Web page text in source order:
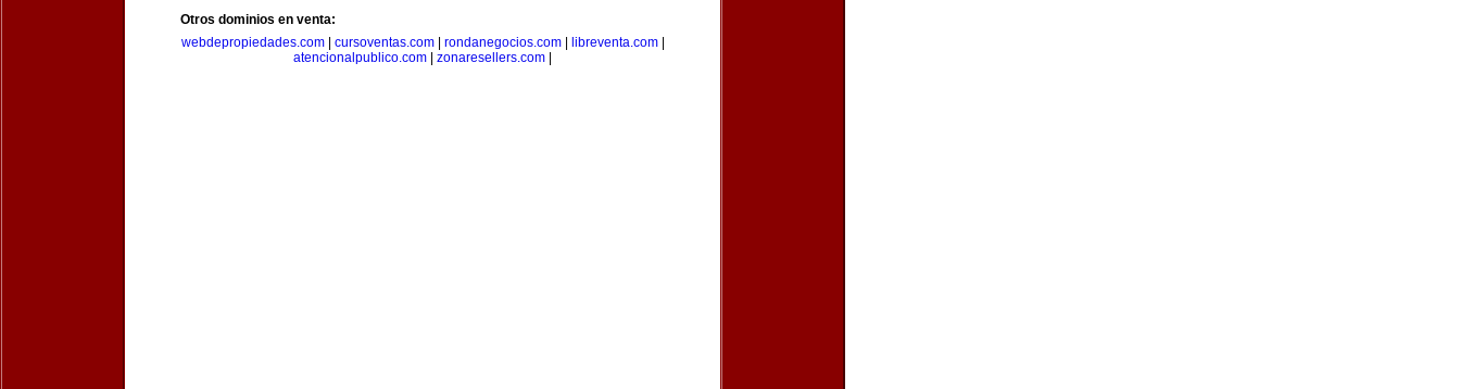
Otros dominios en venta:
webdepropiedades.com| cursoventas.com| rondanegocios.com| libreventa.com|
atencionalpublico.com
zonaresellers.com